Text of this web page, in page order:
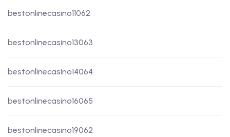
bestonlinecasino11062
bestonlinecasino13063
bestonlinecasino14064
bestonlinecasino16065
bestonlinecasino19062